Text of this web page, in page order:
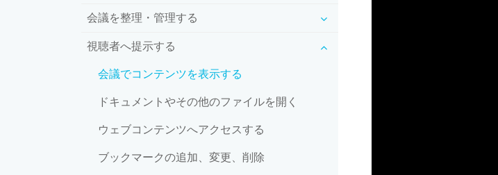
会議を整理・管理する
視聴者へ提示する
会議でコンテンツを表示する
ドキュメントやその他のファイルを開く
ウェブコンテンツへアクセスする
ブックマークの追加、変更、削除